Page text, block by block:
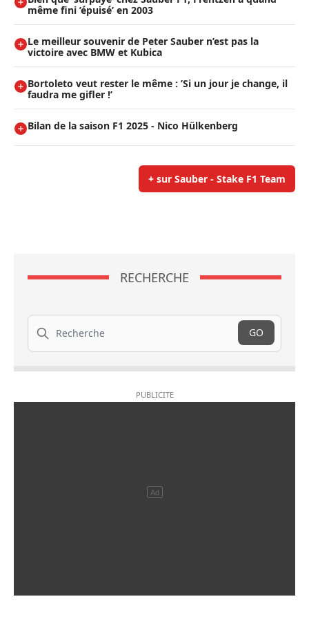
même fini ’épuisé’ en 2003
Le meilleur souvenir de Peter Sauber n’est pas la
victoire avec BMW et Kubica
Bortoleto veut rester le même : ’Si un jour je change, il
faudra me gifler !’
Bilan de la saison F1 2025 - Nico Hülkenberg
+ sur Sauber - Stake F1 Team
RECHERCHE
Recherche
GO